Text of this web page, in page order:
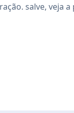
salve, veja a